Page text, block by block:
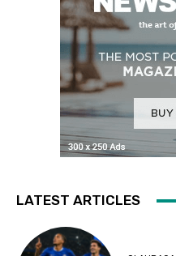
LATEST ARTICLES